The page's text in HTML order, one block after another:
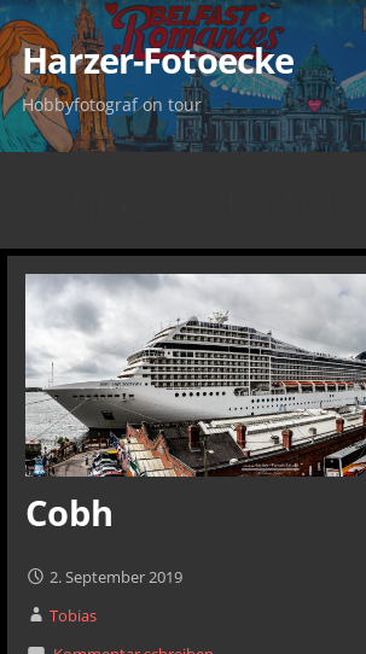
Zum
Inhalt
springen
Harzer-Fotoecke
Hobbyfotograf on tour
Cobh
2. September 2019
Tobias